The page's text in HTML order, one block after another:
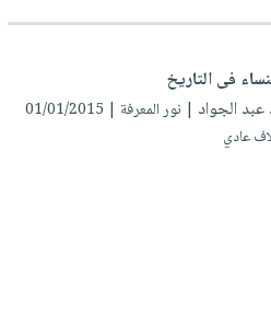
فى التاريخ
الجواد | نور المعرفة | 01/01/2015
عادي